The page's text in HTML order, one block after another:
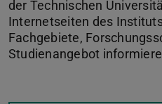
der Technischen
Internetseiten des
Fachgebiete,
Studienangebot